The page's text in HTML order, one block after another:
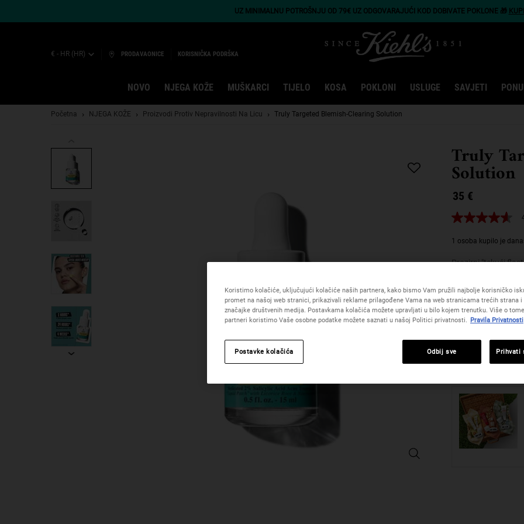
UZ MINIMALNU POTROŠNJU OD 79€ UZ ODGOVARAJUĆI KOD DOBIVATE POKLONE 🎁
€ - HR (HR) PRODAVAONICE KORISNIČKA PODRŠKA
NOVO NJEGA KOŽE MUŠKARCI TIJELO KOSA POKLONI USLUGE SAVJETI
Početna NJEGA KOŽE Proizvodi Protiv Nepravilnosti Na Licu Truly Targeted Blemish-Clearing Solution
Truly
Solution
35 €
4.6
5
prosječna
Read
36
Reviews.
Poveznica
za
stranicu.
1 osoba kupilo je
Truly Targeted Blemish-Clearing
Prozirni "tekući
formuliran za
One veličinu only
+
Koristimo kolačiće, uključujući kolačiće naših partnera, kako bismo Vam pružili najbolje korisničko
promet na našoj web stranici, prikazivali reklame prilagođene Vama na web stranicama trećih strana i
značajke društvenih medija. Postavkama kolačića možete upravljati u bilo kojem trenutku. Više o
partneri koristimo Vaše osobne podatke možete saznati u našoj Politici privatnosti. Pravila Privatnosti
Odbij sve Prihvati
Postavke kolačića